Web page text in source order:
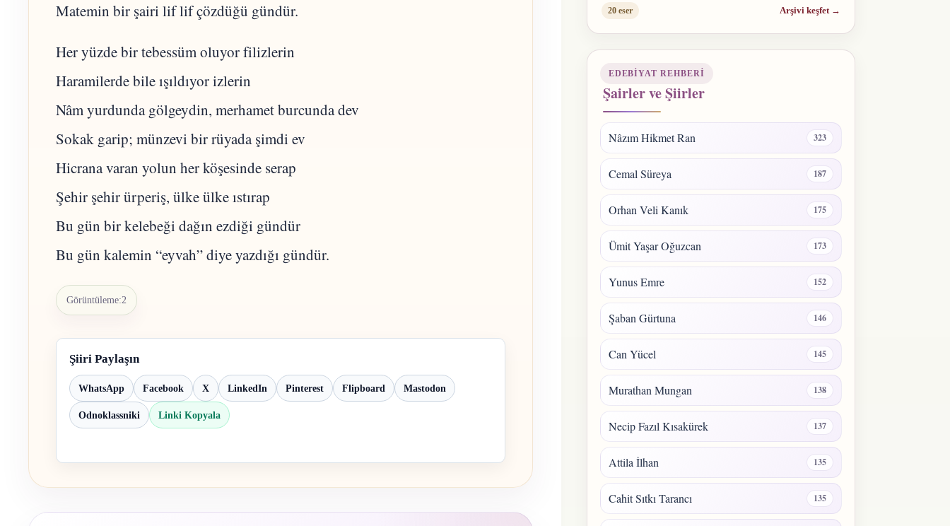
Matemin bir şairi lif lif çözdüğü gündür.
Her yüzde bir tebessüm oluyor filizlerin
Haramilerde bile ışıldıyor izlerin
Nâm yurdunda gölgeydin, merhamet burcunda dev
Sokak garip; münzevi bir rüyada şimdi ev
Hicrana varan yolun her köşesinde serap
Şehir şehir ürperiş, ülke ülke ıstırap
Bu gün bir kelebeği dağın ezdiği gündür
Bu gün kalemin “eyvah” diye yazdığı gündür.
Görüntüleme:2
Şiiri Paylaşın
WhatsApp Facebook X LinkedIn Pinterest Flipboard Mastodon
Odnoklassniki Linki Kopyala
20 eser Arşivi keşfet →
EDEBIYAT REHBERI
Şairler ve Şiirler
Nâzım Hikmet Ran 323
Cemal Süreya 187
Orhan Veli Kanık 175
Ümit Yaşar Oğuzcan 173
Yunus Emre 152
Şaban Gürtuna 146
Can Yücel 145
Murathan Mungan 138
Necip Fazıl Kısakürek 137
Attila İlhan 135
Cahit Sıtkı Tarancı 135